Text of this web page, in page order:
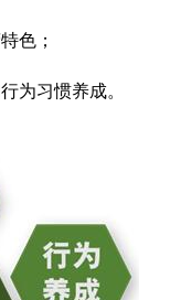
色；
为习惯养成。